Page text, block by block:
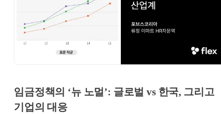
임금정책의 ‘뉴 노멀’: 글로벌 vs 한국, 그리고
기업의 대응